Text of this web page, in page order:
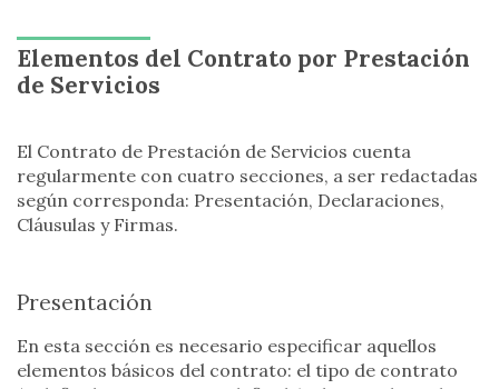
Elementos del Contrato por Prestación
de Servicios
El Contrato de Prestación de Servicios cuenta
regularmente con cuatro secciones, a ser redactadas
según corresponda: Presentación, Declaraciones,
Cláusulas y Firmas.
Presentación
En esta sección es necesario especificar aquellos
elementos básicos del contrato: el tipo de contrato